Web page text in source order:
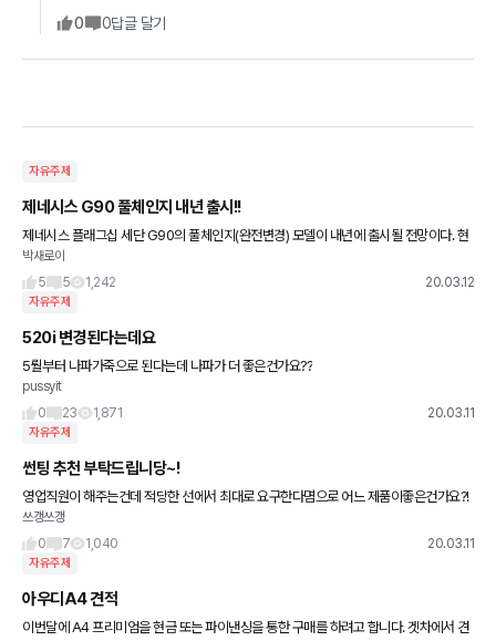
0 0답글 달기
자유주제
제네시스 G90 풀체인지 내년 출시!!
제네시스 플래그십 세단 G90의 풀체인지(완전변경) 모델이 내년에 출시될 전망이다. 현
대자동차가 최근 투자자 상대로 공개한 자료에 따르면, 이 회사는 내년에 G90 풀체인지
모델을 출시할 방침이다
박새로이
5
5 1,242 20.03.12
자유주제
520i 변경된다는데요
5뤌부터 나파가죽으로 된다는데 나파가 더 좋은건가요??
pussyit
0
23 1,871 20.03.11
자유주제
썬팅 추천 부탁드립니당~!
영업직원이 해주는건데 적당한 선에서 최대로 요구한다몀으로 어느 제품이좋은건가요?!
선팅에 대해서 암껏도 몰라서 이렇게 여쭤봅니당!! :)
쓰갱쓰갱
0
7 1,040 20.03.11
자유주제
아우디A4 견적
이번달에 A4 프리미엄을 현금 또는 파이낸싱을 통한 구매를 하려고 합니다. 겟차에서 견